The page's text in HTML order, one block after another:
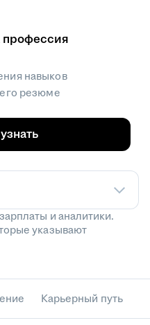
профессия
навыков
резюме
и аналитики.
указывают
Карьерный путь